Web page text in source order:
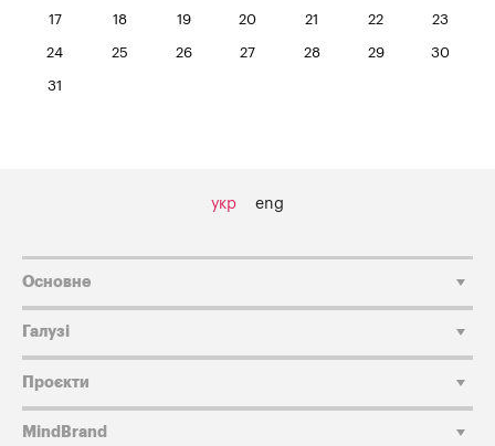
17 18 19 20 21 22 23
24 25 26 27 28 29 30
31
укр eng
Основне
Галузі
Проєкти
MindBrand